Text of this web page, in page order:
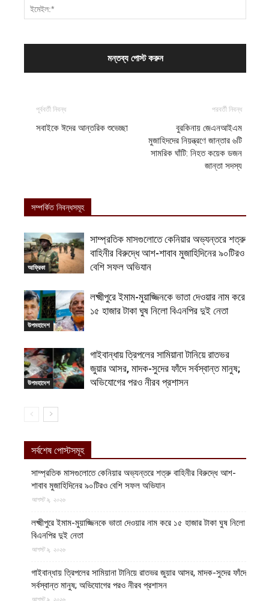
পূর্ববর্তী নিবন্ধ
সবাইকে ঈদের আন্তরিক শুভেচ্ছা
পরবর্তী নিবন্ধ
বুরকিনায় জেএনআইএম
মুজাহিদদের নিয়ন্ত্রণে জান্তার ৬টি
সামরিক ঘাঁটি: নিহত কয়েক ডজন
জান্তা সদস্য
সম্পর্কিত নিবন্ধসমূহ
আফ্রিকা
সাম্প্রতিক মাসগুলোতে কেনিয়ার অভ্যন্তরে শত্রু
বাহিনীর বিরুদ্ধে আশ-শাবাব মুজাহিদিনের ৯০টিরও
বেশি সফল অভিযান
উপমহাদেশ
লক্ষ্মীপুরে ইমাম-মুয়াজ্জিনকে ভাতা দেওয়ার নাম করে
১৫ হাজার টাকা ঘুষ নিলো বিএনপির দুই নেতা
উপমহাদেশ
গাইবান্ধায় ত্রিপলের সামিয়ানা টানিয়ে রাতভর
জুয়ার আসর, মাদক-সুদের ফাঁদে সর্বস্বান্ত মানুষ;
অভিযোগের পরও নীরব প্রশাসন
সর্বশেষ পোস্টসমূহ
সাম্প্রতিক মাসগুলোতে কেনিয়ার অভ্যন্তরে শত্রু বাহিনীর বিরুদ্ধে আশ-
শাবাব মুজাহিদিনের ৯০টিরও বেশি সফল অভিযান
আগস্ট ৯, ২০২৬
লক্ষ্মীপুরে ইমাম-মুয়াজ্জিনকে ভাতা দেওয়ার নাম করে ১৫ হাজার টাকা ঘুষ নিলো
বিএনপির দুই নেতা
আগস্ট ৯, ২০২৬
গাইবান্ধায় ত্রিপলের সামিয়ানা টানিয়ে রাতভর জুয়ার আসর, মাদক-সুদের ফাঁদে
সর্বস্বান্ত মানুষ; অভিযোগের পরও নীরব প্রশাসন
আগস্ট ৯, ২০২৬